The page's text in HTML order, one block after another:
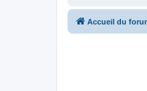
Accueil du